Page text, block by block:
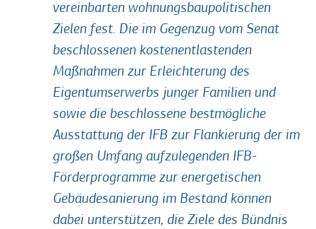
vereinbarten wohnungsbaupolitischen
Zielen fest. Die im Gegenzug vom Senat
beschlossenen kostenentlastenden
Maßnahmen zur Erleichterung des
Eigentumserwerbs junger Familien und
sowie die beschlossene bestmögliche
Ausstattung der IFB zur Flankierung der im
großen Umfang aufzulegenden IFB-
Förderprogramme zur energetischen
Gebäudesanierung im Bestand können
dabei unterstützen, die Ziele des Bündnis